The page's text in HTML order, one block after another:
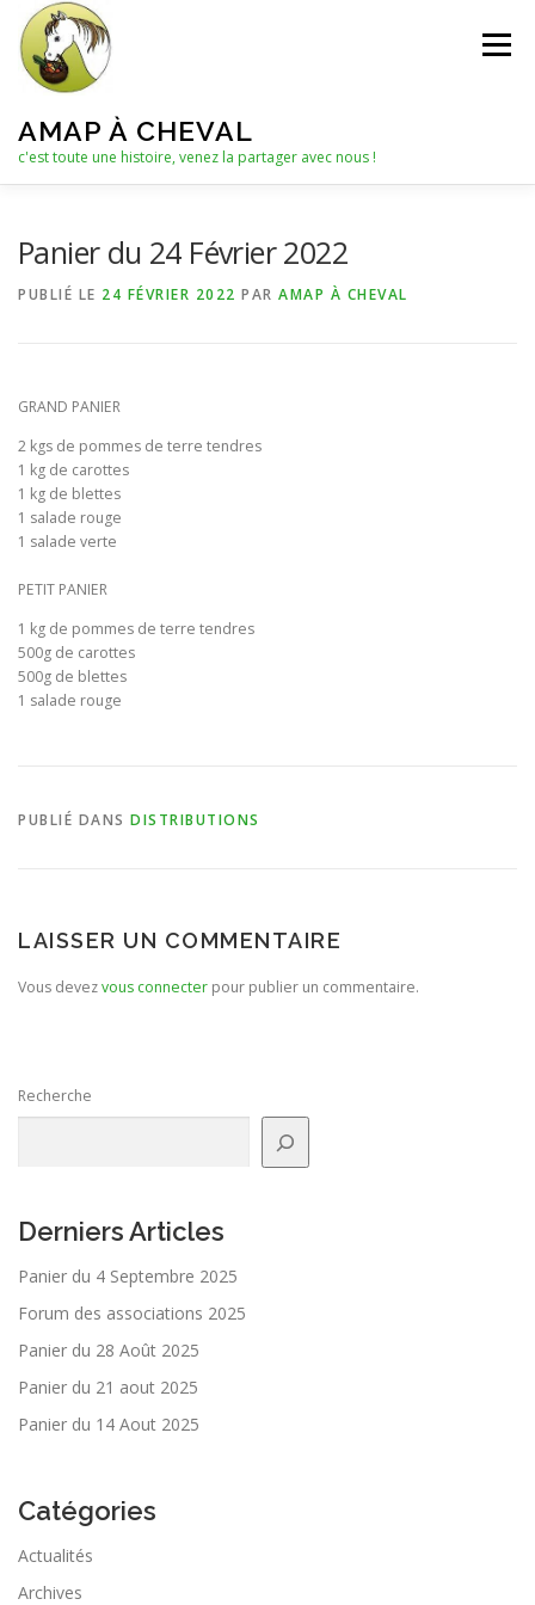
contenu
AMAP À CHEVAL
c'est toute une histoire, venez la partager avec nous !
Menu
LES PANIERS
LES AUTRES PRODUITS
BULLETIN D’ADHÉSION ET CONTRATS
Panier du 24 Février 2022
PUBLIÉ LE 24 FÉVRIER 2022 PAR AMAP À CHEVAL
GRAND PANIER
2 kgs de pommes de terre tendres
1 kg de carottes
1 kg de blettes
1 salade rouge
1 salade verte
PETIT PANIER
1 kg de pommes de terre tendres
500g de carottes
500g de blettes
1 salade rouge
PUBLIÉ DANS DISTRIBUTIONS
LAISSER UN COMMENTAIRE
Vous devezvous connecter pour publier un commentaire.
Recherche
Derniers Articles
Panier du 4 Septembre 2025
Forum des associations 2025
Panier du 28 Août 2025
Panier du 21 aout 2025
Panier du 14 Aout 2025
Catégories
Actualités
Archives